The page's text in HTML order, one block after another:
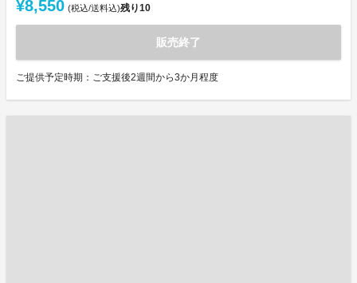
¥8,550 (税込/送料込)残り10
販売終了
ご提供予定時期：ご支援後2週間から3か月程度